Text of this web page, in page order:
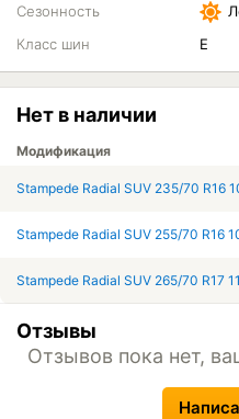
Сезонность
Класс шин
E
Нет в наличии
Модификация
Stampede Radial SUV 235/70 R16
Stampede Radial SUV 255/70 R16
Stampede Radial SUV 265/70 R17
Отзывы
Отзывов пока нет,